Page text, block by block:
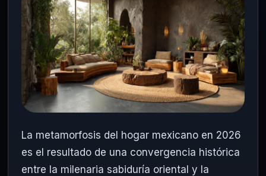
La metamorfosis del hogar mexicano en 2026
es el resultado de una convergencia histórica
entre la milenaria sabiduría oriental y la